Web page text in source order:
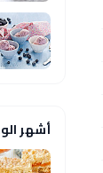
أشهر